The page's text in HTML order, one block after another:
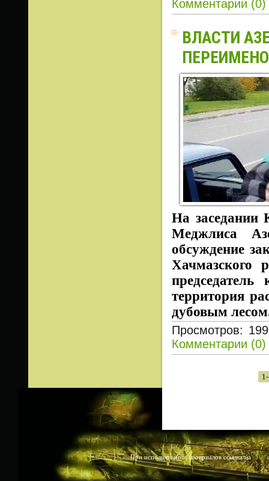
Комментарии (0)
ВЛАСТИ
На заседании
Меджлиса
обсуждение
территория
дубовым
Просмотров:
Комментарии (0)
При использовании материалов ссылка насайт